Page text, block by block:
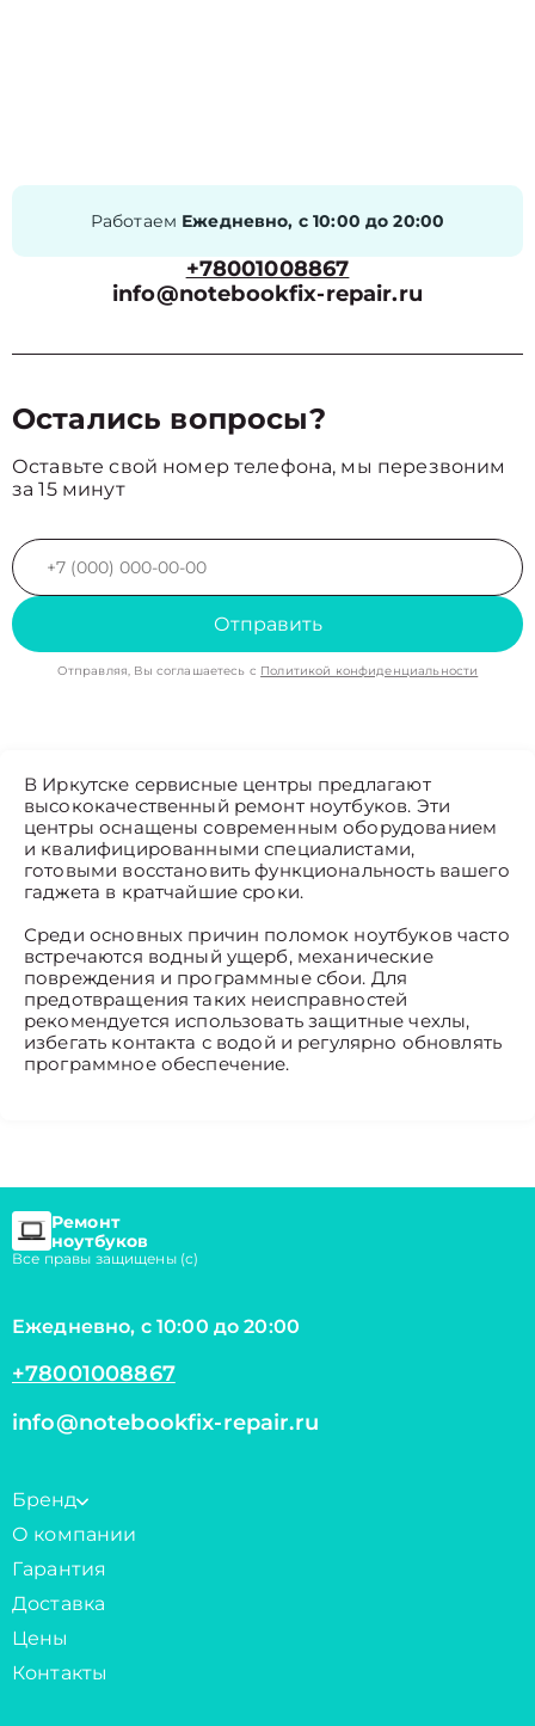
Работаем Ежедневно, с 10:00 до 20:00
+78001008867
info@notebookfix-repair.ru
Остались вопросы?
Оставьте свой номер телефона, мы перезвоним
за 15 минут
Отправить
Отправляя, Вы соглашаетесь с Политикой конфиденциальности
В Иркутске сервисные центры предлагают
высококачественный ремонт ноутбуков. Эти
центры оснащены современным оборудованием
и квалифицированными специалистами,
готовыми восстановить функциональность вашего
гаджета в кратчайшие сроки.
Среди основных причин поломок ноутбуков часто
встречаются водный ущерб, механические
повреждения и программные сбои. Для
предотвращения таких неисправностей
рекомендуется использовать защитные чехлы,
избегать контакта с водой и регулярно обновлять
программное обеспечение.
Ремонт
ноутбуков
Все правы защищены (с)
Ежедневно, с 10:00 до 20:00
+78001008867
info@notebookfix-repair.ru
Бренд
О компании
Гарантия
Доставка
Цены
Контакты